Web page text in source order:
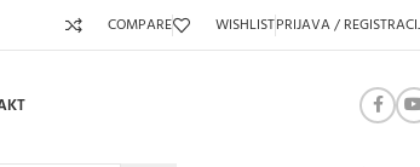
COMPARE WISHLISTPRIJAVA /